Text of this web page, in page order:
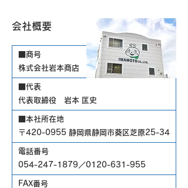
会社概要
■商号
株式会社岩本商店
■代表
代表取締役 岩本 匡史
■本社所在地
〒420-0955 静岡県静岡市葵区芝原25-34
電話番号
054-247-1879 ／0120-631-955
FAX番号